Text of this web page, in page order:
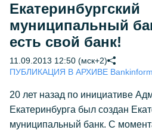
Екатеринбургский
муниципальный
есть свой банк!
11.09.2013 12:50 (мск+2)
ПУБЛИКАЦИЯ В АРХИВЕ
20 лет назад по инициативе
Екатеринбурга был создан
муниципальный банк. С